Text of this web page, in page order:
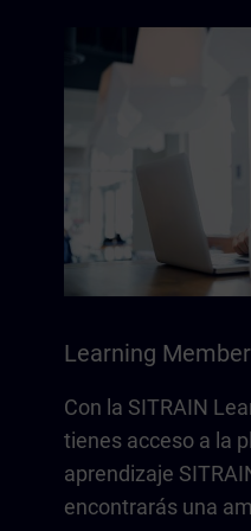
Learning
Con la SITRAIN
tienes acceso a la
aprendizaje
encontrarás una